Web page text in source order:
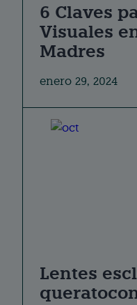
6 Claves
Visuales
Madres
enero 29, 2024
Lentes